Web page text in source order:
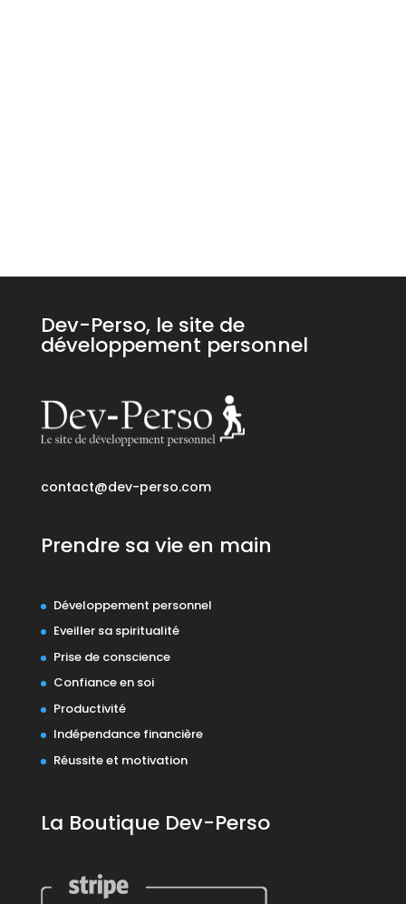
Dev-Perso, le site de
développement personnel
contact@dev-perso.com
Prendre sa vie en main
Développement personnel
Eveiller sa spiritualité
Prise de conscience
Confiance en soi
Productivité
Indépendance financière
Réussite et motivation
La Boutique Dev-Perso